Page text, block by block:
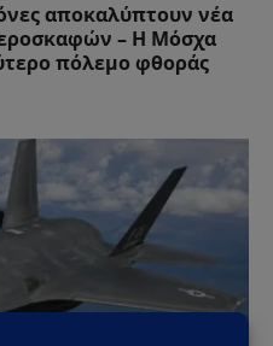
αποκαλύπτουν νέα
– Η Μόσχα
πόλεμο φθοράς